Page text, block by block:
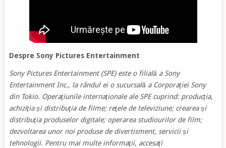
Despre Sony Pictures Entertainment
Sony Pictures Entertainment (SPE) este o filială a Sony
Entertainment Inc., la rândul ei o sucursală a Corporaţiei Sony
din Tokio. Operaţiunile internaţionale ale SPE cuprind: producţia,
achiziţia și distribuţia de filme; reţele de televiziune; crearea și
distribuţia produselor digitale; operarea studiourilor de film;
dezvoltarea unor noi produse de divertisment, servicii și
tehnologii. Pentru mai multe informaţii, accesaţi